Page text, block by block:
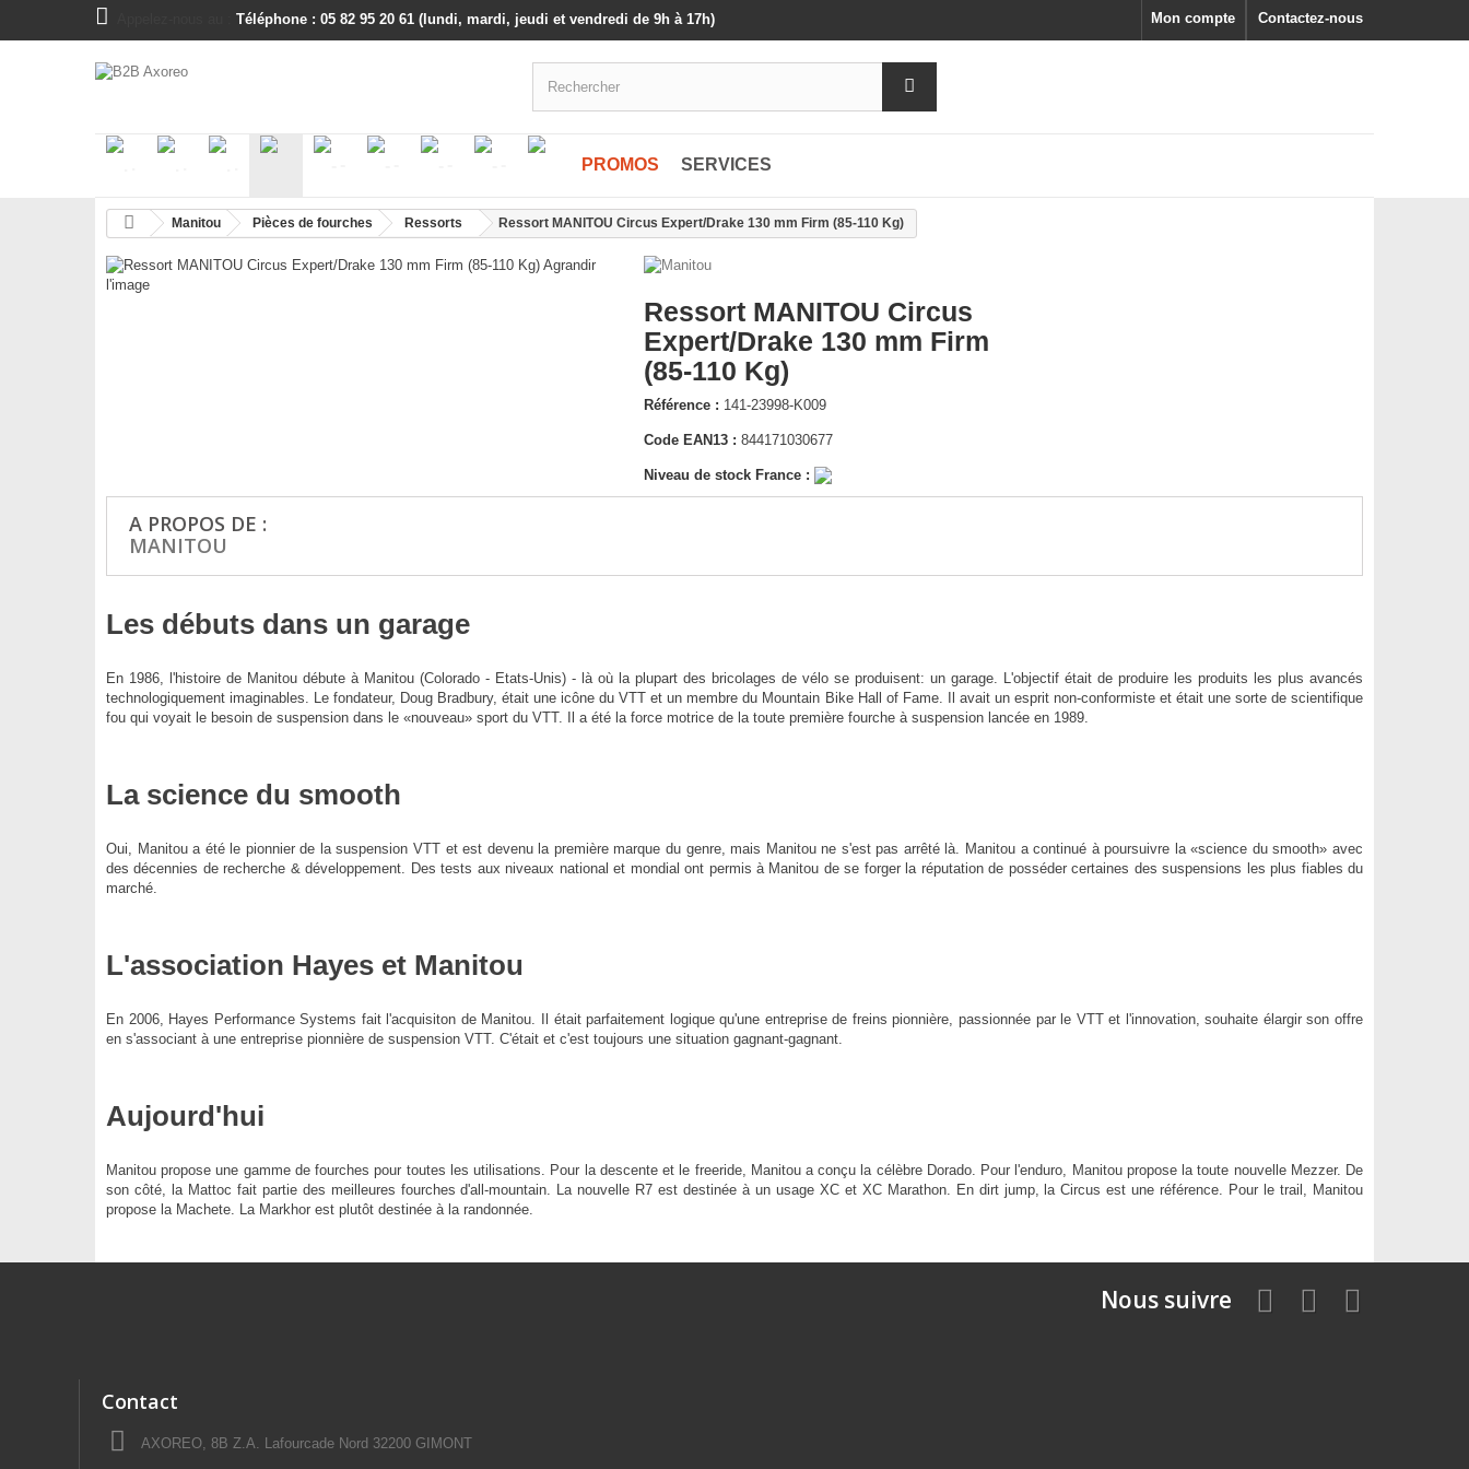
Contactez-nous
Téléphone : 05 82 95 20 61 (lundi, mardi, jeudi et vendredi de 9h à 17h) Mon compte
PROMOS SERVICES
Manitou Pièces de fourches Ressorts Ressort MANITOU Circus Expert/Drake 130 mm Firm (85-110 Kg)
Agrandir
l'image
Ressort MANITOU Circus
Expert/Drake 130 mm Firm
(85-110 Kg)
Référence : 141-23998-K009
Code EAN13 : 844171030677
Niveau de stock France :
A PROPOS DE :
MANITOU
Les débuts dans un garage
En 1986, l'histoire de Manitou débute à Manitou (Colorado - Etats-Unis) - là où la plupart des bricolages de vélo se produisent: un garage. L'objectif était de produire les produits les plus avancés
technologiquement imaginables. Le fondateur, Doug Bradbury, était une icône du VTT et un membre du Mountain Bike Hall of Fame. Il avait un esprit non-conformiste et était une sorte de scientifique
fou qui voyait le besoin de suspension dans le «nouveau» sport du VTT. Il a été la force motrice de la toute première fourche à suspension lancée en 1989.
La science du smooth
Oui, Manitou a été le pionnier de la suspension VTT et est devenu la première marque du genre, mais Manitou ne s'est pas arrêté là. Manitou a continué à poursuivre la «science du smooth» avec
des décennies de recherche & développement. Des tests aux niveaux national et mondial ont permis à Manitou de se forger la réputation de posséder certaines des suspensions les plus fiables du
marché.
L'association Hayes et Manitou
En 2006, Hayes Performance Systems fait l'acquisiton de Manitou. Il était parfaitement logique qu'une entreprise de freins pionnière, passionnée par le VTT et l'innovation, souhaite élargir son offre
en s'associant à une entreprise pionnière de suspension VTT. C'était et c'est toujours une situation gagnant-gagnant.
Aujourd'hui
Manitou propose une gamme de fourches pour toutes les utilisations. Pour la descente et le freeride, Manitou a conçu la célèbre Dorado. Pour l'enduro, Manitou propose la toute nouvelle Mezzer. De
son côté, la Mattoc fait partie des meilleures fourches d'all-mountain. La nouvelle R7 est destinée à un usage XC et XC Marathon. En dirt jump, la Circus est une référence. Pour le trail, Manitou
propose la Machete. La Markhor est plutôt destinée à la randonnée.
Nous suivre
Contact
AXOREO, 8B Z.A. Lafourcade Nord 32200 GIMONT